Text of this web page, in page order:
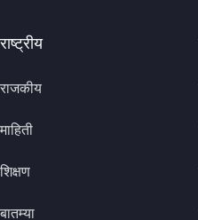
राष्ट्रीय
राजकीय
माहिती
शिक्षण
बातम्या